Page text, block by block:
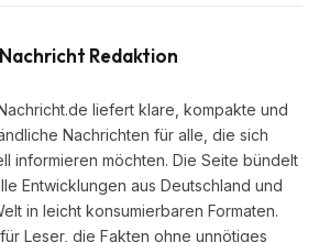
Redaktion
liefert klare, kompakte und
Nachrichten für alle, die sich
informieren möchten. Die Seite bündelt
Entwicklungen aus Deutschland und
in leicht konsumierbaren Formaten.
Leser, die Fakten ohne unnötiges